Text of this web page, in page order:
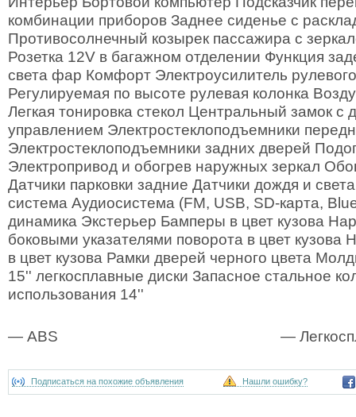
комбинации приборов Заднее сиденье с
Противосолнечный козырек пассажира с
Розетка 12V в багажном отделении Функция
света фар Комфорт Электроусилитель
Регулируемая по высоте рулевая колонка
Легкая тонировка стекол Центральный замок с
управлением Электростеклоподъемники
Электростеклоподъемники задних дверей
Электропривод и обогрев наружных зеркал
Датчики парковки задние Датчики дождя и
система Аудиосистема (FM, USB, SD-карта,
динамика Экстерьер Бамперы в цвет кузова
боковыми указателями поворота в цвет кузова
в цвет кузова Рамки дверей черного цвета
15'' легкосплавные диски Запасное стальное
использования 14''
— ABS —
Подписаться на похожие объявления Нашли ошибку?